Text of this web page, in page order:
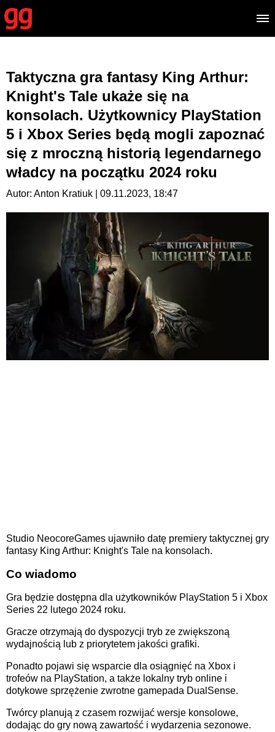
Taktyczna gra fantasy King Arthur:
Knight's Tale ukaże się na
konsolach. Użytkownicy PlayStation
5 i Xbox Series będą mogli zapoznać
się z mroczną historią legendarnego
władcy na początku 2024 roku
Autor: Anton Kratiuk | 09.11.2023, 18:47
Studio NeocoreGames ujawniło datę premiery taktycznej gry
fantasy King Arthur: Knight's Tale na konsolach.
Co wiadomo
Gra będzie dostępna dla użytkowników PlayStation 5 i Xbox
Series 22 lutego 2024 roku.
Gracze otrzymają do dyspozycji tryb ze zwiększoną
wydajnością lub z priorytetem jakości grafiki.
Ponadto pojawi się wsparcie dla osiągnięć na Xbox i
trofeów na PlayStation, a także lokalny tryb online i
dotykowe sprzężenie zwrotne gamepada DualSense.
Twórcy planują z czasem rozwijać wersje konsolowe,
dodając do gry nową zawartość i wydarzenia sezonowe.